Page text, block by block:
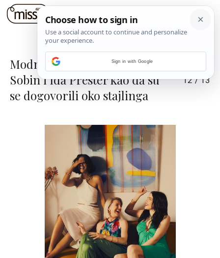
Modno usklađeni Slavko
Sobin i Ida Prester kao da su
se dogovorili oko stajlinga
12/13
Sign in with Google